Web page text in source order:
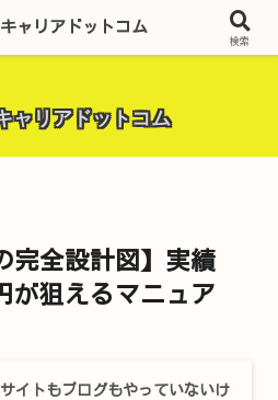
・ＦＸトレード全般・生活に役立つ情報・
ャリアドットコム
完全設計図】実績
が狙えるマニュア
サイトもブログもやっていないけ
ャリアドットコム
検索